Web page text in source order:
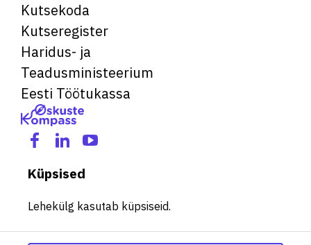
Kutsekoda
Kutseregister
Haridus- ja
Teadusministeerium
Eesti Töötukassa
Küpsised
Lehekülg kasutab küpsiseid.